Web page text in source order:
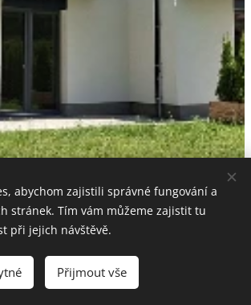
službouWebnode
abychom zajistili správné fungování a
stránek. Tím vám můžeme zajistit tu
při jejich návštěvě.
Přijmout vše